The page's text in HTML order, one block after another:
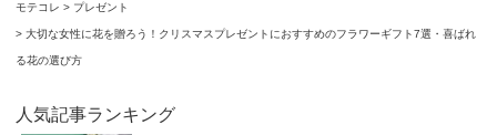
モテコレ プレゼント
大切な女性に花を贈ろう！クリスマスプレゼントにおすすめのフラワーギフト7選・喜ばれ
る花の選び方
人気記事ランキング